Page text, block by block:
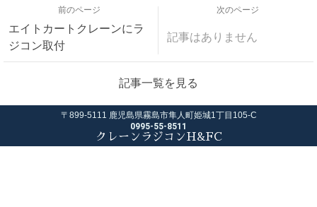
前のページ
エイトカートクレーンにラ
ジコン取付
次のページ
記事はありません
記事一覧を見る
〒899-5111 鹿児島県霧島市隼人町姫城1丁目105-C
0995-55-8511
クレーンラジコンH&FC